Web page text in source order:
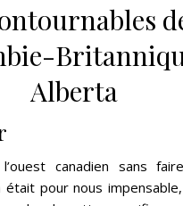
Alberta
canadien sans
était pour nous